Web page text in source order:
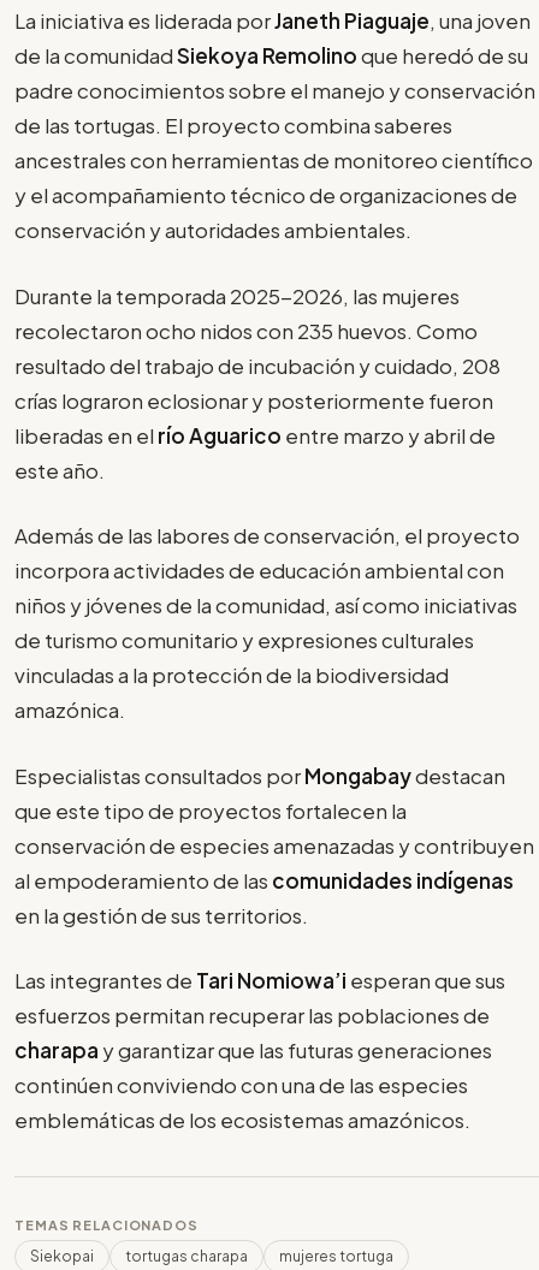
La iniciativa es liderada porJaneth Piaguaje, una joven
de la comunidadSiekoya Remolinoque heredó de su
padre conocimientos sobre el manejo y conservación
de las tortugas. El proyecto combina saberes
ancestrales con herramientas de monitoreo científico
y el acompañamiento técnico de organizaciones de
conservación y autoridades ambientales.
Durante la temporada 2025-2026, las mujeres
recolectaron ocho nidos con 235 huevos. Como
resultado del trabajo de incubación y cuidado, 208
crías lograron eclosionar y posteriormente fueron
liberadas en el río Aguarico entre marzo y abril de
este año.
Además de las labores de conservación, el proyecto
incorpora actividades de educación ambiental con
niños y jóvenes de la comunidad, así como iniciativas
de turismo comunitario y expresiones culturales
vinculadas a la protección de la biodiversidad
amazónica.
Especialistas consultados porMongabaydestacan
que este tipo de proyectos fortalecen la
conservación de especies amenazadas y contribuyen
al empoderamiento de las comunidades indígenas
en la gestión de sus territorios.
Las integrantes de Tari Nomiowa’i esperan que sus
esfuerzos permitan recuperar las poblaciones de
charapa y garantizar que las futuras generaciones
continúen conviviendo con una de las especies
emblemáticas de los ecosistemas amazónicos.
TEMAS RELACIONADOS
Siekopai tortugas charapa
mujeres tortuga